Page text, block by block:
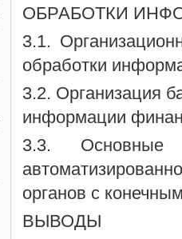
ОБРАБОТКИ
3.1.
обработки
3.2. Организация
информации
3.3. Основные
органов с
ВЫВОДЫ